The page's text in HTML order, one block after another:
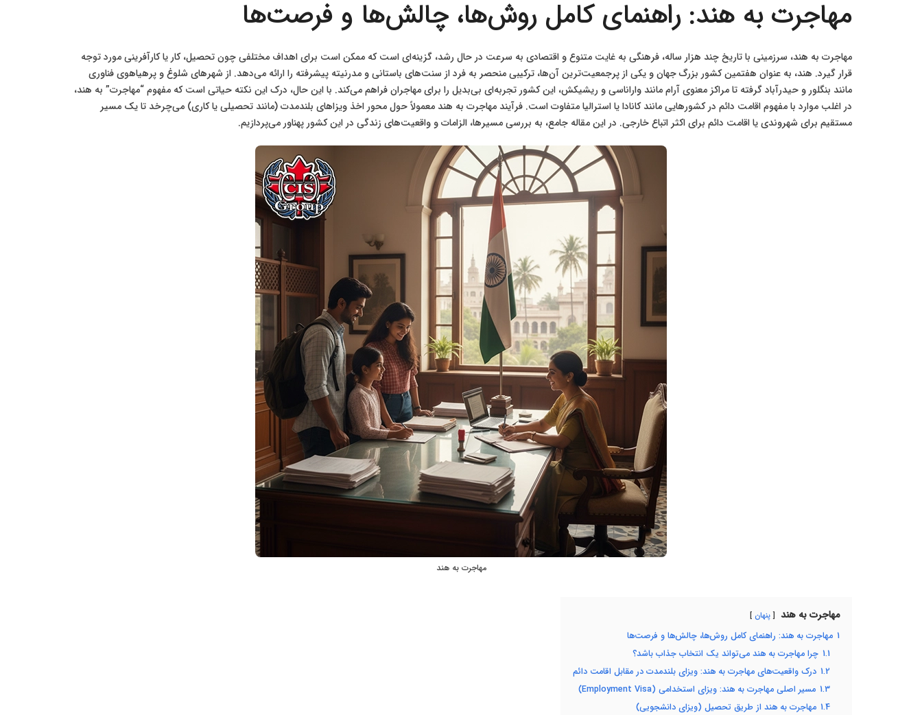
مهاجرت به هند: راهنمای کامل روش‌ها، چالش‌ها و فرصت‌ها
مهاجرت به هند، سرزمینی با تاریخ چند هزار ساله، فرهنگی به غایت متنوع و اقتصادی به سرعت در حال رشد، گزینه‌ای است که ممکن است برای اهداف مختلفی چون تحصیل، کار یا کارآفرینی مورد توجه
قرار گیرد. هند، به عنوان هفتمین کشور بزرگ جهان و یکی از پرجمعیت‌ترین آن‌ها، ترکیبی منحصر به فرد از سنت‌های باستانی و مدرنیته پیشرفته را ارائه می‌دهد. از شهرهای شلوغ و پرهیاهوی فناوری
مانند بنگلور و حیدرآباد گرفته تا مراکز معنوی آرام مانند واراناسی و ریشیکش، این کشور تجربه‌ای بی‌بدیل را برای مهاجران فراهم می‌کند. با این حال، درک این نکته حیاتی است که مفهوم “مهاجرت” به هند،
در اغلب موارد با مفهوم اقامت دائم در کشورهایی مانند کانادا یا استرالیا متفاوت است. فرآیند مهاجرت به هند معمولاً حول محور اخذ ویزاهای بلندمدت (مانند تحصیلی یا کاری) می‌چرخد تا یک مسیر
مستقیم برای شهروندی یا اقامت دائم برای اکثر اتباع خارجی. در این مقاله جامع، به بررسی مسیرها، الزامات و واقعیت‌های زندگی در این کشور پهناور می‌پردازیم.
مهاجرت به هند
مهاجرت به هند پنهان
1 مهاجرت به هند: راهنمای کامل روش‌ها، چالش‌ها و فرصت‌ها
1.1 چرا مهاجرت به هند می‌تواند یک انتخاب جذاب باشد؟
1.2 درک واقعیت‌های مهاجرت به هند: ویزای بلندمدت در مقابل اقامت دائم
1.3 مسیر اصلی مهاجرت به هند: ویزای استخدامی (Employment Visa)
1.4 مهاجرت به هند از طریق تحصیل (ویزای دانشجویی)